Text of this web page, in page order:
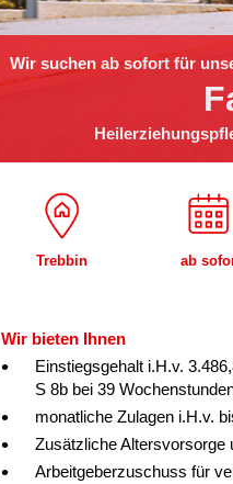
Wir suchen ab sofort für
Trebbin ab
Wir bieten Ihnen
Einstiegsgehalt i.H.v.
S 8b bei 39
monatliche Zulagen i.H.v.
Zusätzliche Altersvorsorge
Arbeitgeberzuschuss für